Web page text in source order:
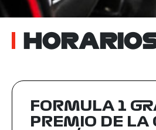
FORMULA 1
PREMIO DE LA